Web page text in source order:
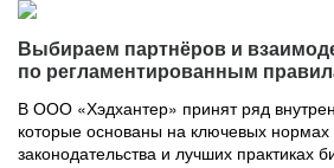
Выбираем партнёров и
по регламентированным
В ООО «Хэдхантер» принят ряд
которые основаны на ключевых
законодательства и лучших практиках